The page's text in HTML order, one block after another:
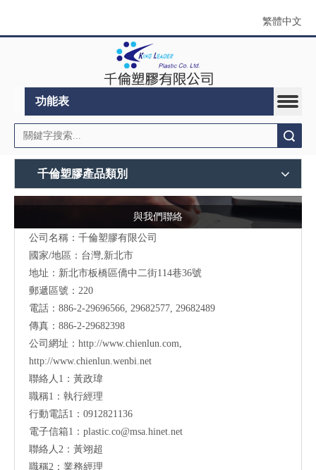
繁體中文
功能表
千倫塑膠產品類別
與我們聯絡
公司名稱：千倫塑膠有限公司
國家/地區：台灣,新北市
地址：新北市板橋區僑中二街114巷36號
郵遞區號：220
電話： 886-2-29696566 , 29682577, 29682489
傳真：886-2-29682398
公司網址： http://www.chienlun.com
http://www.chienlun.wenbi.net
聯絡人1：黃政瑋
職稱1：執行經理
行動電話1：0912821136
電子信箱1： plastic.co@msa.hinet.net
聯絡人2：黃翊超
職稱2：業務經理